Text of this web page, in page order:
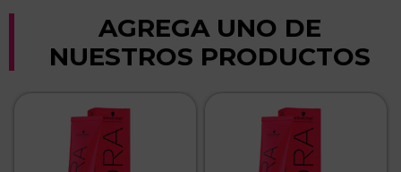
AGREGA UNO DE
NUESTROS PRODUCTOS